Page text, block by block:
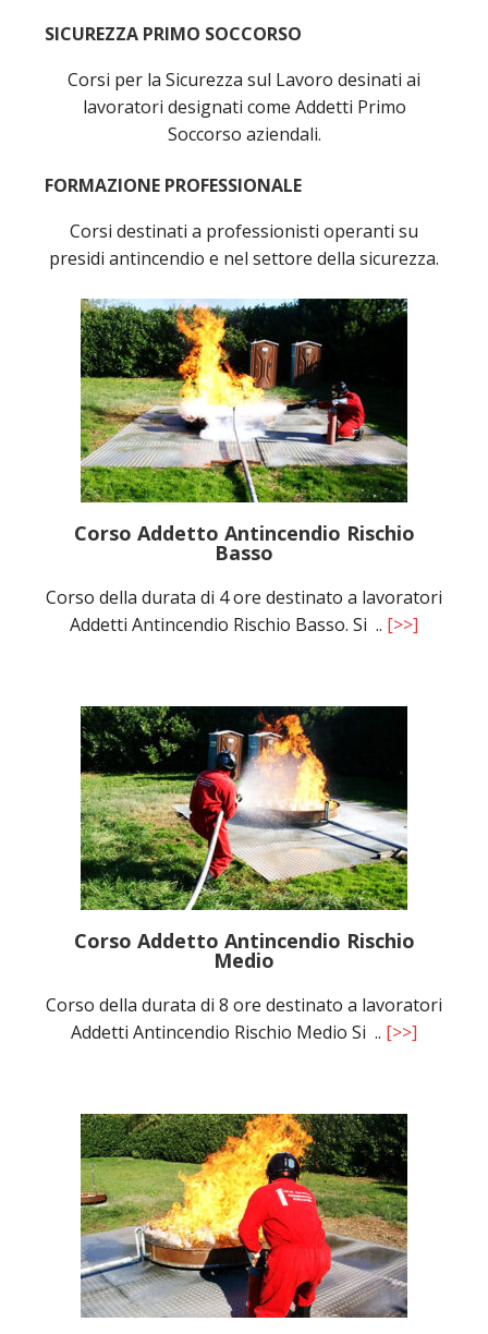
SICUREZZA PRIMO SOCCORSO
Corsi per la Sicurezza sul Lavoro desinati ai
lavoratori designati come Addetti Primo
Soccorso aziendali.
FORMAZIONE PROFESSIONALE
Corsi destinati a professionisti operanti su
presidi antincendio e nel settore della sicurezza.
Corso Addetto Antincendio Rischio
Basso
Corso della durata di 4 ore destinato a lavoratori
Addetti Antincendio Rischio Basso. Si .. [>>]
Corso Addetto Antincendio Rischio
Medio
Corso della durata di 8 ore destinato a lavoratori
Addetti Antincendio Rischio Medio Si .. [>>]